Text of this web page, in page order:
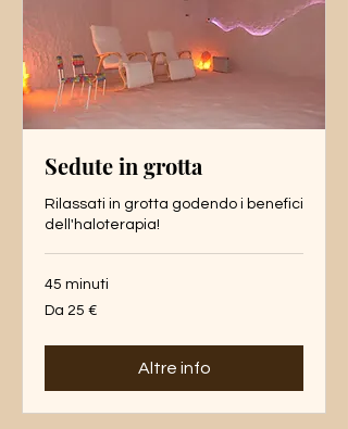
Sedute in grotta
Rilassati in grotta godendo i benefici
dell'haloterapia!
45 minuti
Da
25
Da 25 €
Altre info